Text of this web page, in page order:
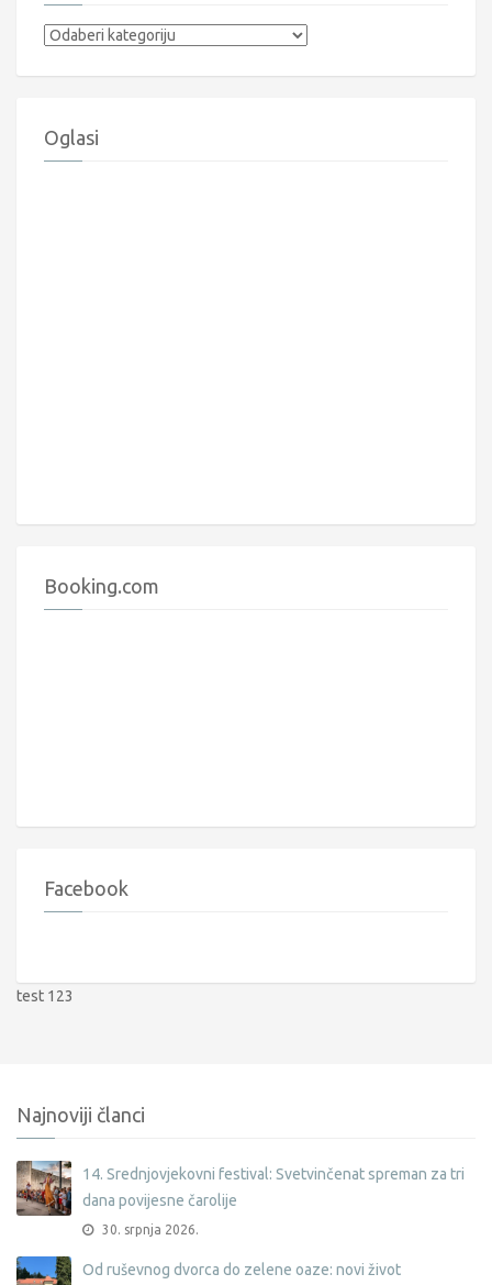
Kategorije
Oglasi
Booking.com
Facebook
test 123
Najnoviji članci
14. Srednjovjekovni festival: Svetvinčenat spreman za tri
dana povijesne čarolije
30. srpnja 2026.
Od ruševnog dvorca do zelene oaze: novi život